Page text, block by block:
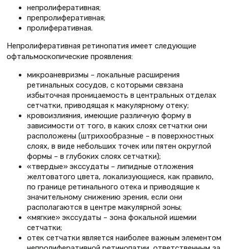
непролиферативная;
препролиферативная;
пролиферативная.
Непролиферативная ретинопатия имеет следующие
офтальмоскопические проявления:
микроаневризмы – локальные расширения
ретинальных сосудов, с которыми связана
избыточная проницаемость в центральных отделах
сетчатки, приводящая к макулярному отеку;
кровоизлияния, имеющие различную форму в
зависимости от того, в каких слоях сетчатки они
расположены (штрихообразные – в поверхностных
слоях, в виде небольших точек или пятен округлой
формы – в глубоких слоях сетчатки);
«твердые» экссудаты – липидные отложения
желтоватого цвета, локализующиеся, как правило,
по границе ретинального отека и приводящие к
значительному снижению зрения, если они
располагаются в центре макулярной зоны;
«мягкие» экссудаты – зона фокальной ишемии
сетчатки;
отек сетчатки является наиболее важным элементом